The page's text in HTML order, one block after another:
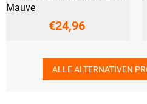
Mauve
€24,96
ALLE ALTERNATIVEN